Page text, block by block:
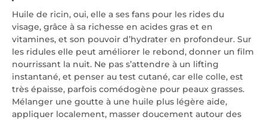
Huile de ricin, oui, elle a ses fans pour les rides du
visage, grâce à sa richesse en acides gras et en
vitamines, et son pouvoir d’hydrater en profondeur. Sur
les ridules elle peut améliorer le rebond, donner un film
nourrissant la nuit. Ne pas s’attendre à un lifting
instantané, et penser au test cutané, car elle colle, est
très épaisse, parfois comédogène pour peaux grasses.
Mélanger une goutte à une huile plus légère aide,
appliquer localement, masser doucement autour des